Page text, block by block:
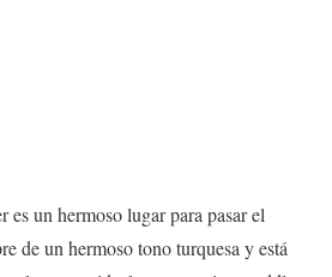
un hermoso lugar para pasar el
de un hermoso tono turquesa y está